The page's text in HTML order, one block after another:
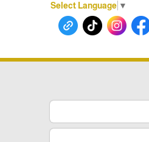
Select Language ▼